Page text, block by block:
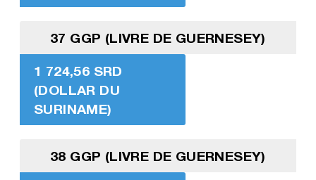
37 GGP (LIVRE DE GUERNESEY)
1 724,56 SRD
(DOLLAR DU
SURINAME)
38 GGP (LIVRE DE GUERNESEY)